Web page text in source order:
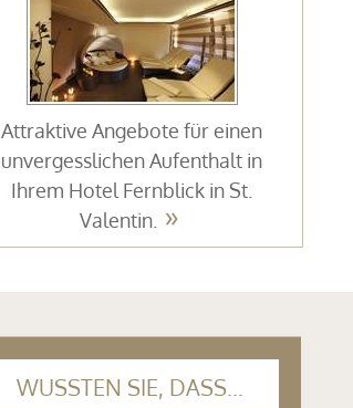
Attraktive Angebote für einen
unvergesslichen Aufenthalt in
Ihrem Hotel Fernblick in St.
Valentin.
WUSSTEN SIE, DASS...